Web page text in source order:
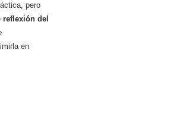
pero
reflexión del
en